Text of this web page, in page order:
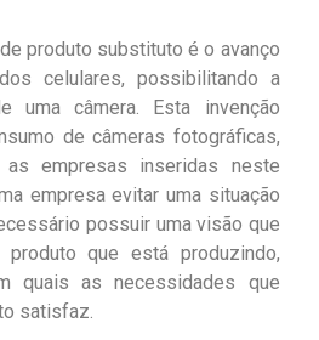
produto substituto é o avanço
celulares, possibilitando a
uma câmera. Esta invenção
de câmeras fotográficas,
as empresas inseridas neste
empresa evitar uma situação
possuir uma visão que
que está produzindo,
quais as necessidades que
satisfaz.